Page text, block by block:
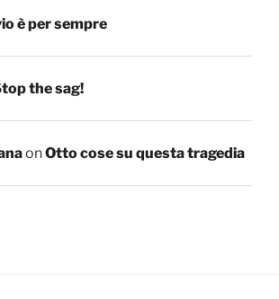
è per sempre
the sag!
onOtto cose su questa tragedia